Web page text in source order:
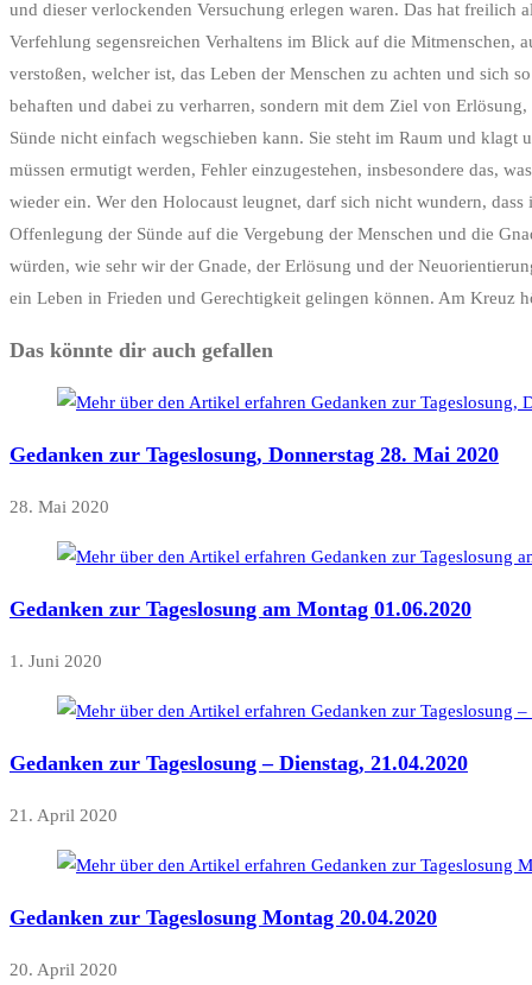
und dieser verlockenden Versuchung erlegen waren. Das hat
Verfehlung segensreichen Verhaltens im Blick auf die Mitmenschen,
verstoßen, welcher ist, das Leben der Menschen zu achten und sich
behaften und dabei zu verharren, sondern mit dem Ziel von
Sünde nicht einfach wegschieben kann. Sie steht im Raum und
müssen ermutigt werden, Fehler einzugestehen, insbesondere das,
wieder ein. Wer den Holocaust leugnet, darf sich nicht wundern,
Offenlegung der Sünde auf die Vergebung der Menschen und die
würden, wie sehr wir der Gnade, der Erlösung und der
ein Leben in Frieden und Gerechtigkeit gelingen können. Am Kreuz
Das könnte dir auch gefallen
Gedanken zur Tageslosung, Donnerstag 28. Mai 2020
28. Mai 2020
Gedanken zur Tageslosung am Montag 01.06.2020
1. Juni 2020
Gedanken zur Tageslosung – Dienstag, 21.04.2020
21. April 2020
Gedanken zur Tageslosung Montag 20.04.2020
20. April 2020